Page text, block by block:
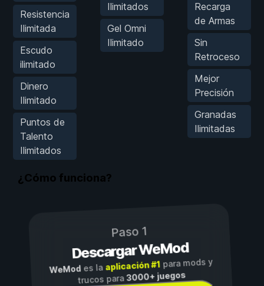
Resistencia
Ilimitada
Escudo
ilimitado
Dinero
Ilimitado
Puntos de
Talento
Ilimitados
Ilimitados
Gel Omni
Ilimitado
Recarga
de Armas
Sin
Retroceso
Mejor
Precisión
Granadas
Ilimitadas
¿Cómo funciona?
Paso 1
Descargar WeMod
WeMod es la aplicación #1para mods y
trucos para3000+ juegos